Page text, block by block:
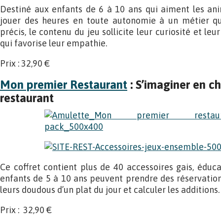
Destiné aux enfants de 6 à 10 ans qui aiment les
jouer des heures en toute autonomie à un métier
précis, le contenu du jeu sollicite leur curiosité et
qui favorise leur empathie.
Prix : 32,90 €
Mon premier Restaurant : S’imaginer en
restaurant
Ce coffret contient plus de 40 accessoires gais,
enfants de 5 à 10 ans peuvent prendre des
leurs doudous d’un plat du jour et calculer les additions.
Prix : 32,90 €